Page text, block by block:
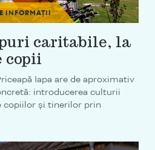
INFORMAȚII
caritabile, la
copii
Iapa are de aproximativ
introducerea culturii
copiilor și tinerilor prin